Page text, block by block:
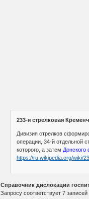
233-я стрелковая
Дивизия стрелков
операции, 34-й отдельной
которого, а затем Донского
https://ru.wikipedia.org/wiki/
Справочник дислокации
Запросу соответствует 7 записей